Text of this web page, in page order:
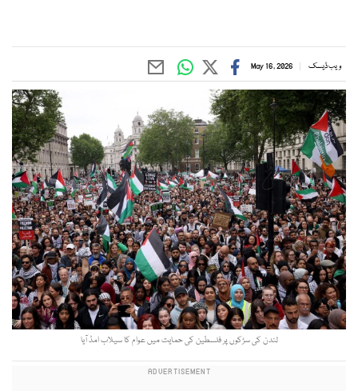
ویب ڈیسک May 16, 2026
لندن کی سڑکوں پر فلسطین کی حمایت میں عوام کا سیلاب امڈ آیا